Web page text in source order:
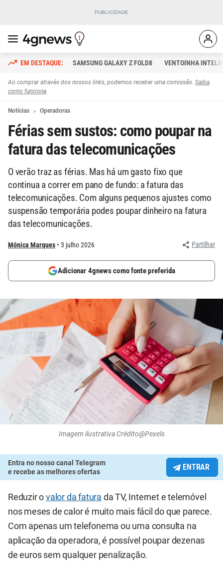
SAMSUNG GALAXY Z FOLD8 VENTOINHA
Ao comprar através dos nossos links, podemos receber uma comissão. Saiba
como funciona.
Notícias Operadoras
Férias sem sustos: como poupar na
fatura das telecomunicações
O verão traz as férias. Mas há um gasto fixo que
continua a correr em pano de fundo: a fatura das
telecomunicações. Com alguns pequenos ajustes como
suspensão temporária podes poupar dinheiro na fatura
das telecomunicações.
Mónica Marques 3 julho 2026 Partilhar
Adicionar 4gnews como fonte preferida
Imagem ilustrativa Crédito@Pexels
Entra no nosso canal Telegram
e recebe as melhores ofertas
ENTRAR
Reduzir o valor da fatura da TV, Internet e telemóvel
nos meses de calor é muito mais fácil do que parece.
Com apenas um telefonema ou uma consulta na
aplicação da operadora, é possível poupar dezenas
de euros sem qualquer penalização.